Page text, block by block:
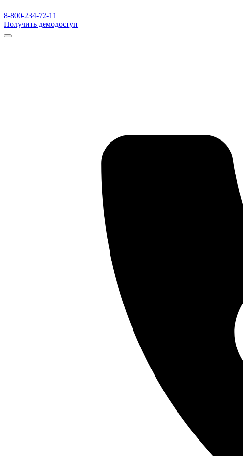
8-800-234-72-11
Получить демодоступ